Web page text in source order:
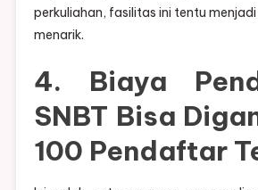
perkuliahan, fasilitas ini tentu
menarik.
4. Biaya
SNBT Bisa
100 Pendaftar